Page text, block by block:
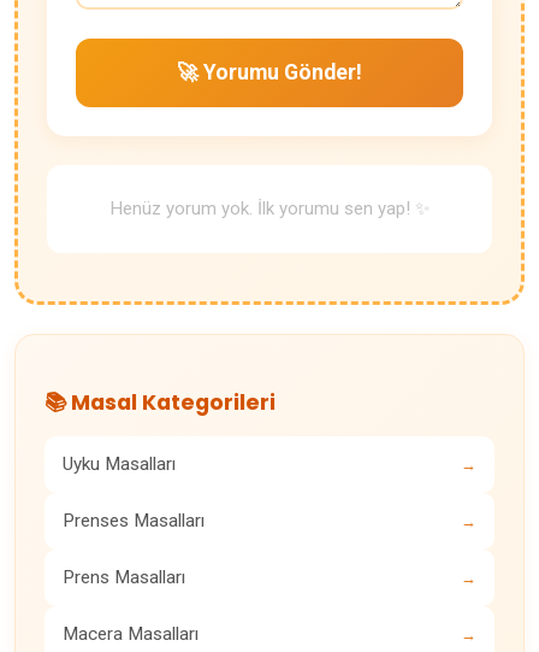
🚀 Yorumu Gönder!
Henüz yorum yok. İlk yorumu sen yap! ✨
📚 Masal Kategorileri
Uyku Masalları →
Prenses Masalları →
Prens Masalları →
Macera Masalları →